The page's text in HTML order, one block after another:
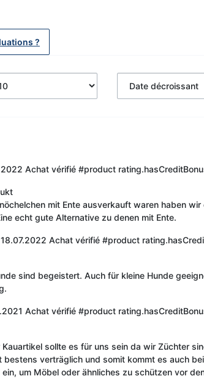
?
Achat vérifié #product
mit Ente ausverkauft waren haben
echt gute Alternative zu denen mit Ente.
18.07.2022 Achat vérifié #product
sind begeistert. Auch für kleine Hunde
Achat vérifié #product
Kauartikel sollte es für uns sein da wir Züchter
bestens verträglich und somit kommt es auch
um Möbel oder ähnliches zu schützen vor